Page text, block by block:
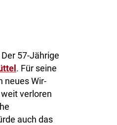
57-Jährige
. Für seine
neues Wir-
verloren
auch das